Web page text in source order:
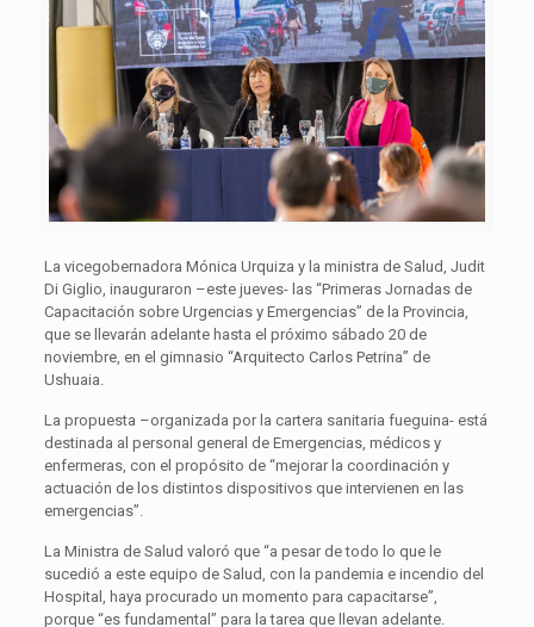
La vicegobernadora Mónica Urquiza y la ministra de Salud, Judit
Di Giglio, inauguraron –este jueves- las “Primeras Jornadas de
Capacitación sobre Urgencias y Emergencias” de la Provincia,
que se llevarán adelante hasta el próximo sábado 20 de
noviembre, en el gimnasio “Arquitecto Carlos Petrina” de
Ushuaia.
La propuesta –organizada por la cartera sanitaria fueguina- está
destinada al personal general de Emergencias, médicos y
enfermeras, con el propósito de “mejorar la coordinación y
actuación de los distintos dispositivos que intervienen en las
emergencias”.
La Ministra de Salud valoró que “a pesar de todo lo que le
sucedió a este equipo de Salud, con la pandemia e incendio del
Hospital, haya procurado un momento para capacitarse”,
porque “es fundamental” para la tarea que llevan adelante.